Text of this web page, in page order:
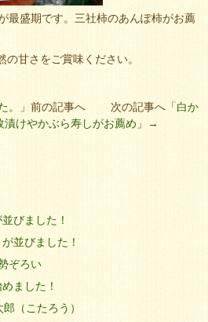
最盛期です。三社柿のあんぽ柿がお薦
甘さをご賞味ください。
。 」前の記事へ 次の記事へ「白か
漬けやかぶら寿しがお薦め 」→
びました！
並びました！
ぞろい
ました！
郎（こたろう）